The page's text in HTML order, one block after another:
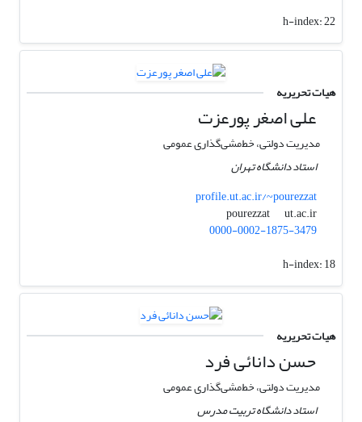
h-index:22
هیات تحریریه
علی اصغر پورعزت
مدیریت دولتی، خط‌مشی‌گذاری عمومی
استاد دانشگاه تهران
profile.ut.ac.ir/~pourezzat
pourezzat
ut.ac.ir
0000-0002-1875-3479
h-index:18
هیات تحریریه
حسن دانائی فرد
مدیریت دولتی، خط‌مشی‌گذاری عمومی
استاد دانشگاه تربیت مدرس